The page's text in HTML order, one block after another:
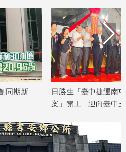
同期新
日勝生「臺中捷運南
案」開工 迎向臺中